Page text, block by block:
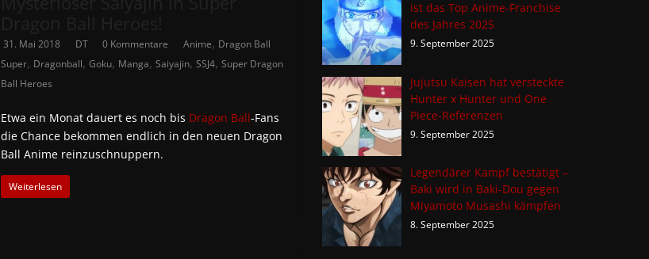
31. Mai 2018 DT 0 Kommentare Anime, Dragon Ball
Super, Dragonball,Goku, Manga,Saiyajin,SSJ4,Super Dragon
Ball Heroes
Etwa ein Monat dauert es noch bis Dragon Ball-Fans
die Chance bekommen endlich in den neuen Dragon
Ball Anime reinzuschnuppern.
Weiterlesen
ist das Top Anime-Franchise
des Jahres 2025
9. September 2025
Jujutsu Kaisen hat versteckte
Hunter x Hunter und One
Piece-Referenzen
9. September 2025
Legendärer Kampf bestätigt –
Baki wird in Baki-Dou gegen
Miyamoto Musashi kämpfen
8. September 2025